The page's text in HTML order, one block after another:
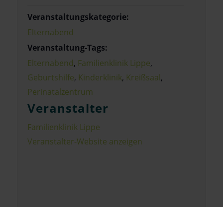
Veranstaltungskategorie:
Elternabend
Veranstaltung-Tags:
Elternabend, Familienklinik Lippe,
Geburtshilfe, Kinderklinik, Kreißsaal,
Perinatalzentrum
Veranstalter
Familienklinik Lippe
Veranstalter-Website anzeigen